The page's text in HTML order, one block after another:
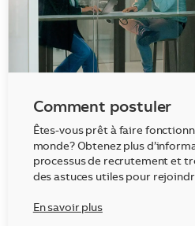
Comment postuler
Êtes-vous prêt à faire
monde? Obtenez plus
processus de recrutement et
des astuces utiles pour
En savoir plus